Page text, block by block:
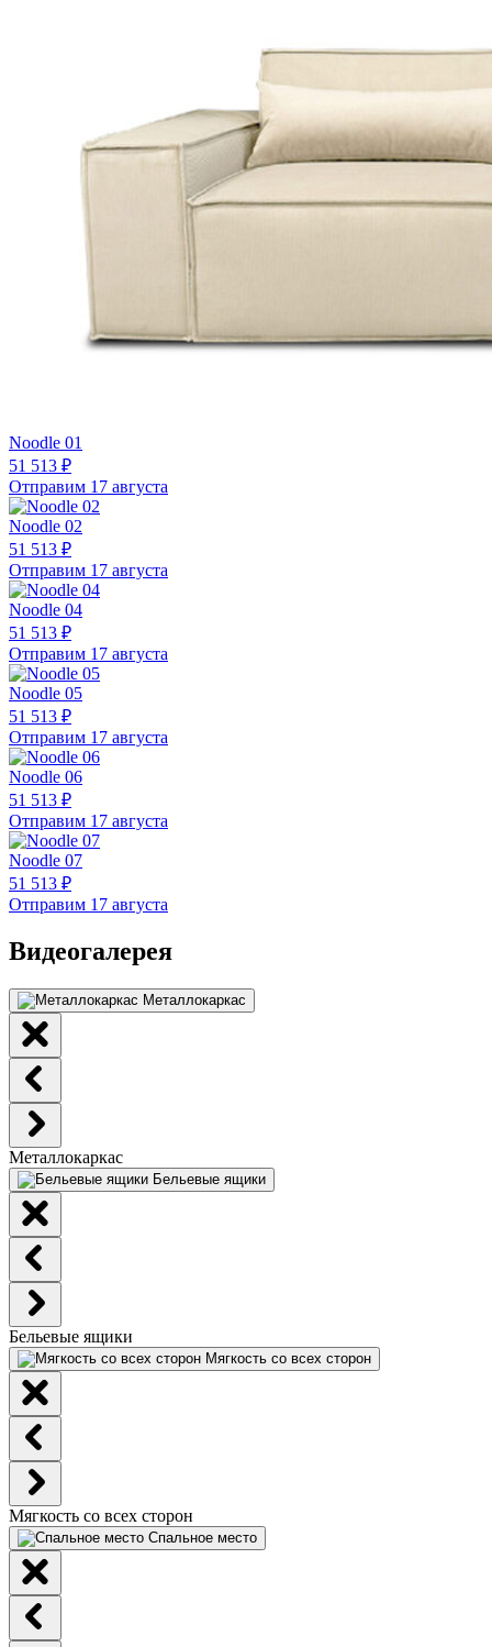
Noodle 01
51 513 ₽
Отправим 17 августа
Noodle 02
51 513 ₽
Отправим 17 августа
Noodle 04
51 513 ₽
Отправим 17 августа
Noodle 05
51 513 ₽
Отправим 17 августа
Noodle 06
51 513 ₽
Отправим 17 августа
Noodle 07
51 513 ₽
Отправим 17 августа
Видеогалерея
Металлокаркас
Металлокаркас
Бельевые ящики
Бельевые ящики
Мягкость со всех сторон
Мягкость со всех сторон
Спальное место